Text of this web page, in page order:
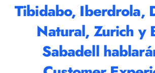
Tibidabo, Iberdrola,
Natural, Zurich y
Sabadell